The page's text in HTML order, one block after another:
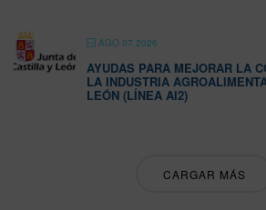
AGO 07 2026
AYUDAS PARA MEJORAR LA
LA INDUSTRIA
LEÓN (LÍNEA AI2)
CARGAR MÁS